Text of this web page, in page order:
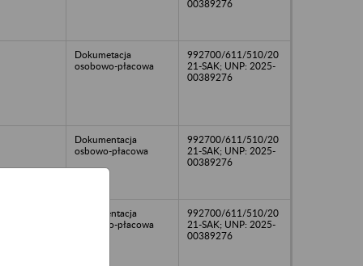
00389276
Dokumetacja
osobowo-płacowa
992700/611/510/20
21-SAK; UNP: 2025-
00389276
Dokumentacja
osbowo-płacowa
992700/611/510/20
21-SAK; UNP: 2025-
00389276
Dokumentacja
osobowo-płacowa
992700/611/510/20
21-SAK; UNP: 2025-
00389276